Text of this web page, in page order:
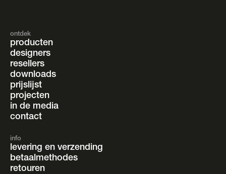
ontdek
producten
designers
resellers
downloads
prijslijst
projecten
in de media
contact
info
levering en verzending
betaalmethodes
retouren